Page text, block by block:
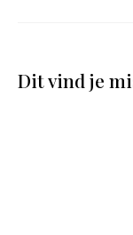
Dit vind je